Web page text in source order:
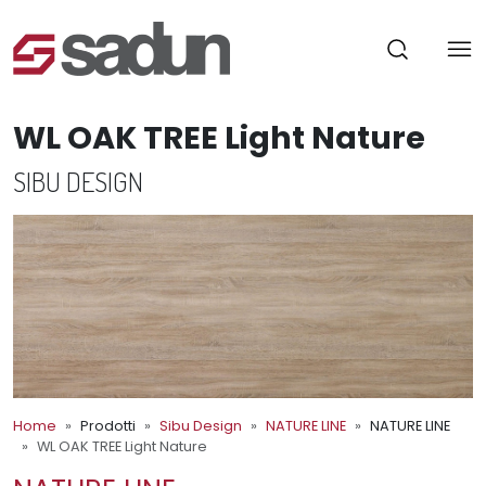
WL OAK TREE Light Nature
SIBU DESIGN
Home Prodotti Sibu Design NATURE LINE
NATURE LINE
WL OAK TREE Light Nature